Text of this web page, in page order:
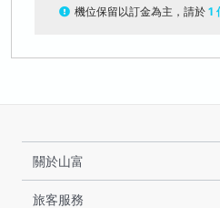
機位保留以訂金為主，請於 1
關於山富
旅客服務